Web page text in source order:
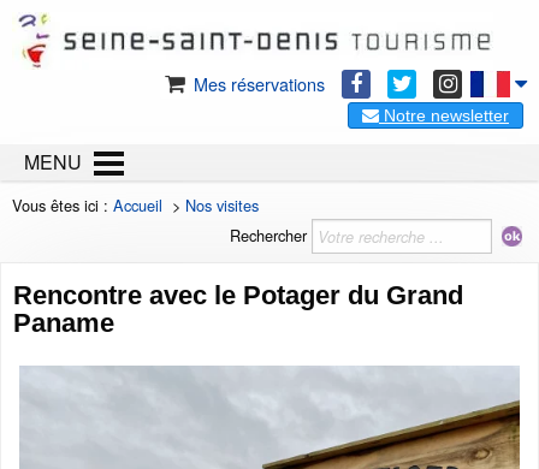
Mes réservations
Notre newsletter
MENU
Vous êtes ici : Accueil > Nos visites
Rechercher
Rencontre avec le Potager du Grand
Paname